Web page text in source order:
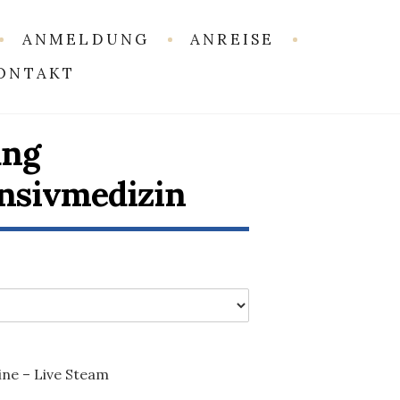
ANMELDUNG
ANREISE
– Live Steam